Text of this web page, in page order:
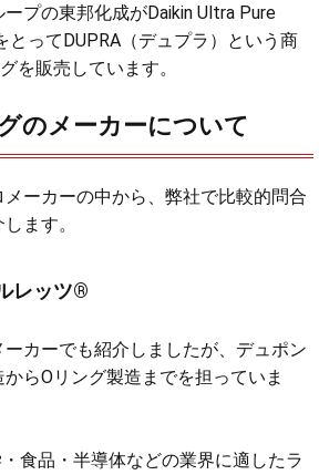
プの東邦化成がDaikin Ultra Pure
とってDUPRA（デュプラ）という商
を販売しています。
のメーカーについて
ーカーの中から、弊社で比較的問合
ます。
レッツ®
カーでも紹介しましたが、デュポン
らOリング製造までを担っていま
食品・半導体などの業界に適したラ